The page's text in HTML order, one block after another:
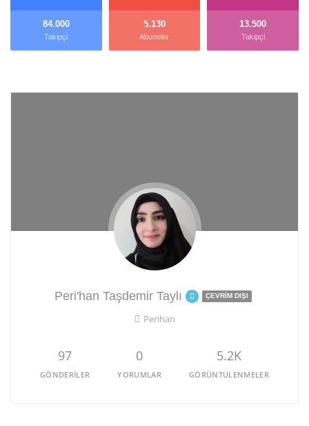
84.000
Takipçi
5.130
Aboneler
13.500
Takipçi
Peri'han Taşdemir Taylı ÇEVRIM DIŞI
Perihan
97
GÖNDERILER
0
YORUMLAR
5.2K
GÖRÜNTÜLENMELER